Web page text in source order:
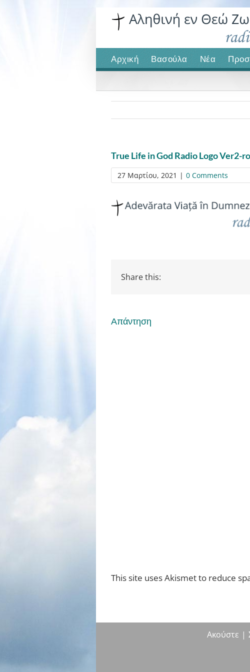
Αρχική Βασούλα Νέα
True Life in God Radio Logo Ver2-ro
27 Μαρτίου, 2021 | 0 Comments
Share this:
Απάντηση
This site uses Akismet to reduce
Ακούστε